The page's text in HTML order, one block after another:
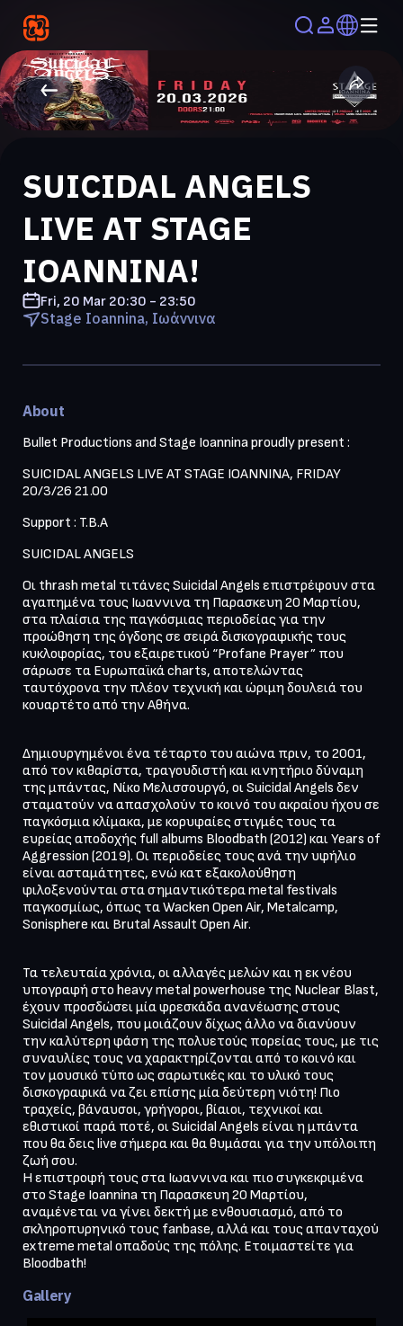
SUICIDAL ANGELS
LIVE AT STAGE
IOANNINA!
Fri, 20 Mar 20:30 - 23:50
Stage Ioannina, Ιωάννινα
About
Bullet Productions and Stage Ioannina proudly present :
SUICIDAL ANGELS LIVE AT STAGE IOANNINA, FRIDAY
20/3/26 21.00
Support : T.B.A
SUICIDAL ANGELS
Οι thrash metal τιτάνες Suicidal Angels επιστρέφουν στα
αγαπημένα τους Ιωαννινα τη Παρασκευη 20 Μαρτίου,
στα πλαίσια της παγκόσμιας περιοδείας για την
προώθηση της όγδοης σε σειρά δισκογραφικής τους
κυκλοφορίας, του εξαιρετικού “Profane Prayer” που
σάρωσε τα Ευρωπαϊκά charts, αποτελώντας
ταυτόχρονα την πλέον τεχνική και ώριμη δουλειά του
κουαρτέτο από την Αθήνα.
Δημιουργημένοι ένα τέταρτο του αιώνα πριν, το 2001,
από τον κιθαρίστα, τραγουδιστή και κινητήριο δύναμη
της μπάντας, Νίκο Μελισσουργό, οι Suicidal Angels δεν
σταματούν να απασχολούν το κοινό του ακραίου ήχου σε
παγκόσμια κλίμακα, με κορυφαίες στιγμές τους τα
ευρείας αποδοχής full albums Bloodbath (2012) και Years of
Aggression (2019). Οι περιοδείες τους ανά την υφήλιο
είναι ασταμάτητες, ενώ κατ εξακολούθηση
φιλοξενούνται στα σημαντικότερα metal festivals
παγκοσμίως, όπως τα Wacken Open Air, Metalcamp,
Sonisphere και Brutal Assault Open Air.
Τα τελευταία χρόνια, οι αλλαγές μελών και η εκ νέου
υπογραφή στο heavy metal powerhouse της Nuclear Blast,
έχουν προσδώσει μία φρεσκάδα ανανέωσης στους
Suicidal Angels, που μοιάζουν δίχως άλλο να διανύουν
την καλύτερη φάση της πολυετούς πορείας τους, με τις
συναυλίες τους να χαρακτηρίζονται από το κοινό και
τον μουσικό τύπο ως σαρωτικές και το υλικό τους
δισκογραφικά να ζει επίσης μία δεύτερη νιότη! Πιο
τραχείς, βάναυσοι, γρήγοροι, βίαιοι, τεχνικοί και
εθιστικοί παρά ποτέ, οι Suicidal Angels είναι η μπάντα
που θα δεις live σήμερα και θα θυμάσαι για την υπόλοιπη
ζωή σου.
Η επιστροφή τους στα Ιωαννινα και πιο συγκεκριμένα
στο Stage Ioannina τη Παρασκευη 20 Μαρτίου,
αναμένεται να γίνει δεκτή με ενθουσιασμό, από το
σκληροπυρηνικό τους fanbase, αλλά και τους απανταχού
extreme metal οπαδούς της πόλης. Ετοιμαστείτε για
Gallery